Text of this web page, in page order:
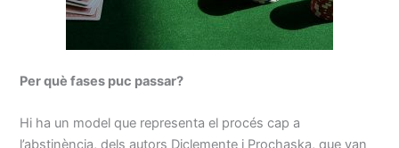
Per què fases puc passar?
Hi ha un model que representa el procés cap a
l’abstinència, dels autors Diclemente i Prochaska, que van